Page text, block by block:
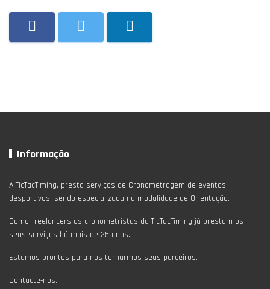
Informação
A TicTacTiming, presta serviços de Cronometragem de eventos
desportivos, sendo especializada na modalidade de Orientação.
Como freelancers os cronometristas da TicTacTiming já prestam os
seus serviços há mais de 25 anos.
Estamos prontos para nos tornarmos seus parceiros.
Contacte-nos.